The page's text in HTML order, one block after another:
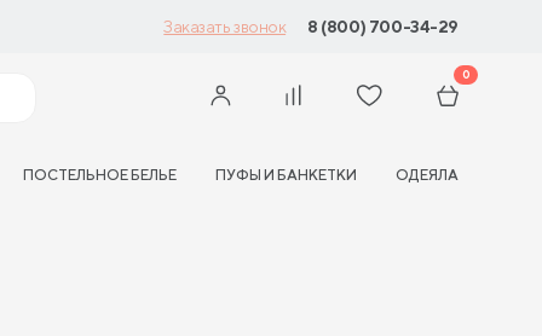
Заказать звонок 8 (800) 700-34-29
0
ПОСТЕЛЬНОЕ БЕЛЬЕ ПУФЫ И БАНКЕТКИ ОДЕЯЛА